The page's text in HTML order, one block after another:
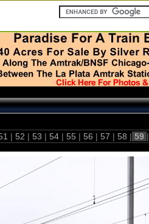
| 52 | 53 | 54 | 55 | 56 | 57 | 58 | 59 |